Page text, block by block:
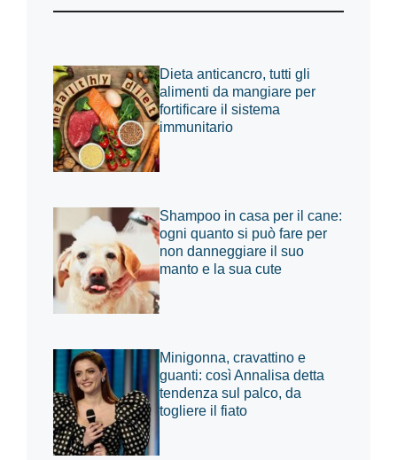
Dieta anticancro, tutti gli
alimenti da mangiare per
fortificare il sistema
immunitario
Shampoo in casa per il cane:
ogni quanto si può fare per
non danneggiare il suo
manto e la sua cute
Minigonna, cravattino e
guanti: così Annalisa detta
tendenza sul palco, da
togliere il fiato